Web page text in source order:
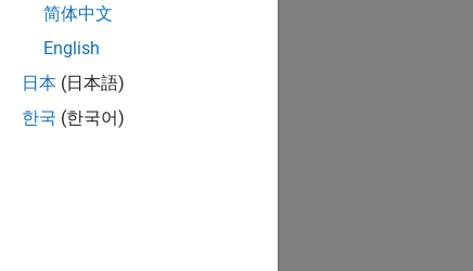
简体中文
English
日本 (日本語)
한국 (한국어)